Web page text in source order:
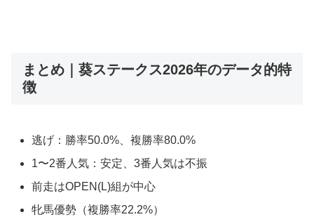
まとめ｜葵ステークス2026年のデータ的特
徴
逃げ：勝率50.0%、複勝率80.0%
1〜2番人気：安定、3番人気は不振
前走はOPEN(L)組が中心
牝馬優勢（複勝率22.2%）